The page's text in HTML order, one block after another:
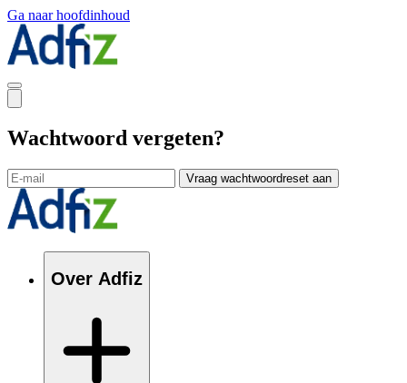
Ga naar hoofdinhoud
Wachtwoord vergeten?
Vraag wachtwoordreset aan
Over Adfiz